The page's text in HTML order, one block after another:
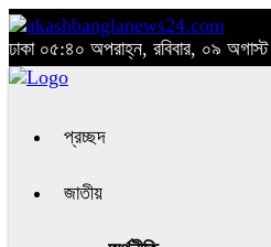
ঢাকা ০৫:৪০ অপরাহ্ন, রবিবার, ০৯
প্রচ্ছদ
জাতীয়